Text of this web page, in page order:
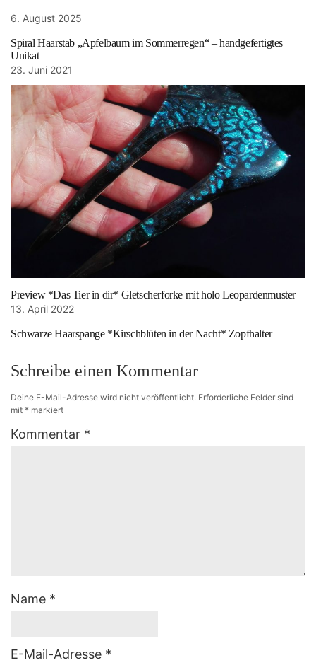
6. August 2025
Spiral Haarstab „Apfelbaum im Sommerregen“ – handgefertigtes
Unikat
23. Juni 2021
Preview *Das Tier in dir* Gletscherforke mit holo Leopardenmuster
13. April 2022
Schwarze Haarspange *Kirschblüten in der Nacht* Zopfhalter
Schreibe einen Kommentar
Deine E-Mail-Adresse wird nicht veröffentlicht. Erforderliche Felder sind
mit * markiert
Kommentar *
Name *
E-Mail-Adresse *